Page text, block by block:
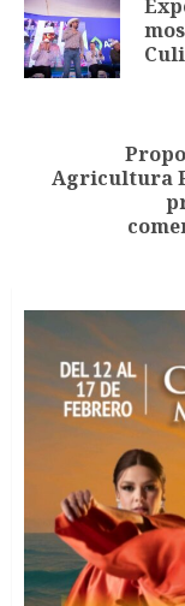
entradas
Siguiente
Agricultura